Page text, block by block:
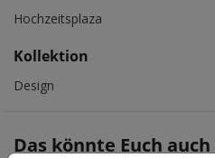
Hochzeitsplaza
Kollektion
Design
Das könnte Euch